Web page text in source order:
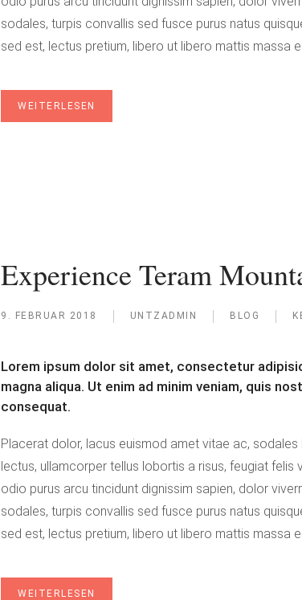
sodales, turpis convallis sed fusce purus natus
sed est, lectus pretium, libero ut libero mattis massa
WEITERLESEN
Experience Teram
9. FEBRUAR 2018 UNTZADMIN BLOG
Lorem ipsum dolor sit amet, consectetur
magna aliqua. Ut enim ad minim veniam, quis
consequat.
Placerat dolor, lacus euismod amet vitae ac,
lectus, ullamcorper tellus lobortis a risus, feugiat felis
odio purus arcu tincidunt dignissim sapien, dolor
sodales, turpis convallis sed fusce purus natus
sed est, lectus pretium, libero ut libero mattis massa
WEITERLESEN